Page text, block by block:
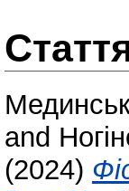
and
(2024)